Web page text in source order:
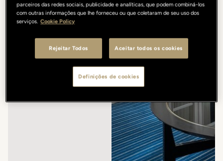
parceiros das redes sociais, publicidade e analíticas, que podem combiná-los
com outras informações que lhe forneceu ou que coletaram de seu uso dos
serviços. Cookie Policy
Rejeitar Todos Aceitar todos os cookies
Definições de cookies